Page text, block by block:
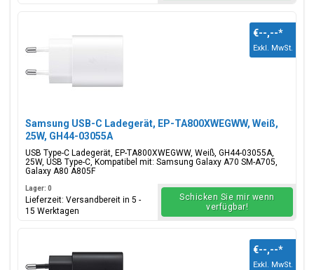
Samsung USB-C Ladegerät, EP-TA800XWEGWW, Weiß,
25W, GH44-03055A
USB Type-C Ladegerät, EP-TA800XWEGWW, Weiß, GH44-03055A,
25W, USB Type-C, Kompatibel mit: Samsung Galaxy A70 SM-A705,
Galaxy A80 A805F
€--,--*
Exkl. MwSt.
Lager: 0
Lieferzeit: Versandbereit in 5 -
15 Werktagen
Schicken Sie mir wenn
verfügbar!
€--,--*
Exkl. MwSt.